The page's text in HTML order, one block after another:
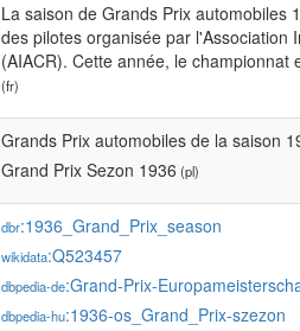
La saison de Grands Prix automobiles
des pilotes organisée par l'Association
(AIACR). Cette année, le
(fr)
Grands Prix automobiles de la saison
Grand Prix Sezon 1936 (pl)
dbr:1936_Grand_Prix_season
wikidata:Q523457
dbpedia-de:Grand-Prix-
dbpedia-hu:1936-os_Grand_Prix-szezon